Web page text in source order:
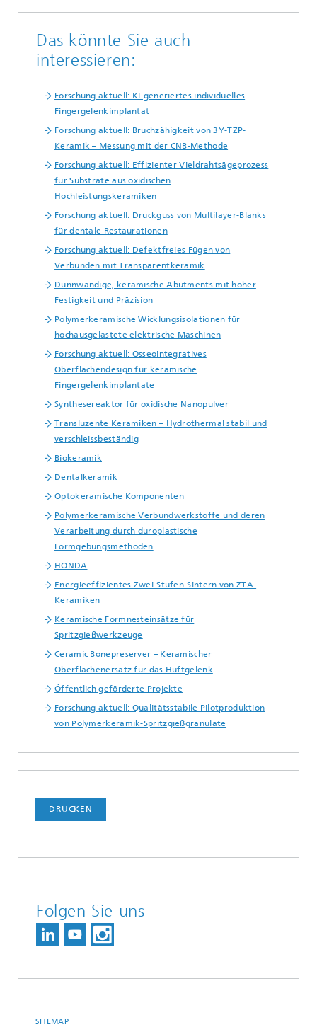
Das könnte Sie auch
interessieren:
Forschung aktuell: KI-generiertes individuelles
Fingergelenkimplantat
Forschung aktuell: Bruchzähigkeit von 3Y-TZP-
Keramik – Messung mit der CNB-Methode
Forschung aktuell: Effizienter Vieldrahtsägeprozess
für Substrate aus oxidischen
Hochleistungskeramiken
Forschung aktuell: Druckguss von Multilayer-Blanks
für dentale Restaurationen
Forschung aktuell: Defektfreies Fügen von
Verbunden mit Transparentkeramik
Dünnwandige, keramische Abutments mit hoher
Festigkeit und Präzision
Polymerkeramische Wicklungsisolationen für
hochausgelastete elektrische Maschinen
Forschung aktuell: Osseointegratives
Oberflächendesign für keramische
Fingergelenkimplantate
Synthesereaktor für oxidische Nanopulver
Transluzente Keramiken – Hydrothermal stabil und
verschleissbeständig
Biokeramik
Dentalkeramik
Optokeramische Komponenten
Polymerkeramische Verbundwerkstoffe und deren
Verarbeitung durch duroplastische
Formgebungsmethoden
HONDA
Energieeffizientes Zwei-Stufen-Sintern von ZTA-
Keramiken
Keramische Formnesteinsätze für
Spritzgießwerkzeuge
Ceramic Bonepreserver – Keramischer
Oberflächenersatz für das Hüftgelenk
Öffentlich geförderte Projekte
Forschung aktuell: Qualitätsstabile Pilotproduktion
von Polymerkeramik-Spritzgießgranulate
DRUCKEN
Folgen Sie uns
SITEMAP